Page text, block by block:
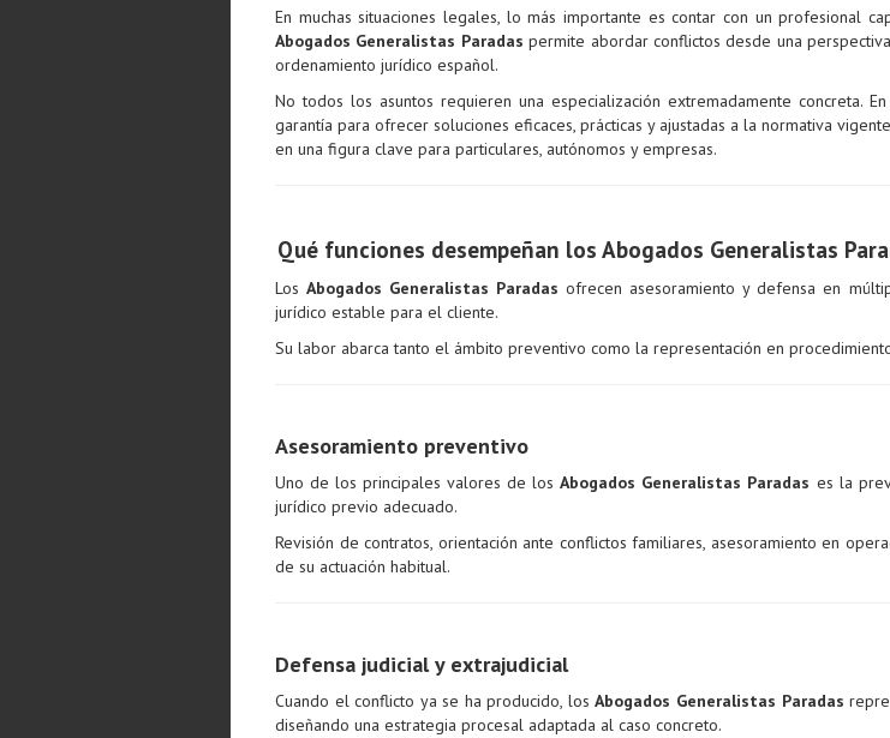
En muchas situaciones legales, lo más importante es contar con un profesional
Abogados Generalistas Paradas permite abordar conflictos desde una
ordenamiento jurídico español.
No todos los asuntos requieren una especialización extremadamente concreta.
garantía para ofrecer soluciones eficaces, prácticas y ajustadas a la normativa
en una figura clave para particulares, autónomos y empresas.
Qué funciones desempeñan los Abogados Generalistas
LosAbogados Generalistas Paradas ofrecen asesoramiento y defensa en
jurídico estable para el cliente.
Su labor abarca tanto el ámbito preventivo como la representación en
Asesoramiento preventivo
Uno de los principales valores de losAbogados Generalistas Paradas es la
jurídico previo adecuado.
Revisión de contratos, orientación ante conflictos familiares, asesoramiento en
de su actuación habitual.
Defensa judicial y extrajudicial
Cuando el conflicto ya se ha producido, losAbogados Generalistas Paradas
diseñando una estrategia procesal adaptada al caso concreto.